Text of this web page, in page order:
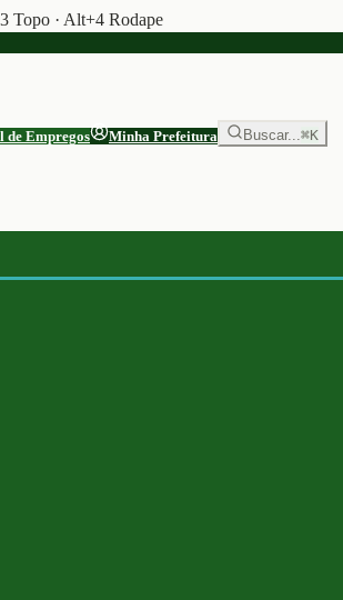
Topo · Alt+4 Rodape
de Empregos Minha Prefeitura Buscar...⌘K